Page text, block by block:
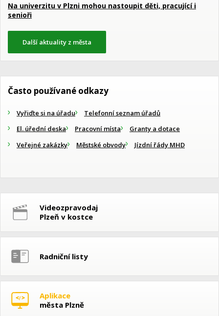
Na univerzitu v Plzni mohou nastoupit děti, pracující i
senioři
Další aktuality z města
Často používané odkazy
Vyřiďte si na úřadu
Telefonní seznam úřadů
El. úřední deska
Pracovní místa
Granty a dotace
Veřejné zakázky
Městské obvody Jízdní řády MHD
Videozpravodaj
Plzeň v kostce
Radniční listy
Aplikace
města Plzně